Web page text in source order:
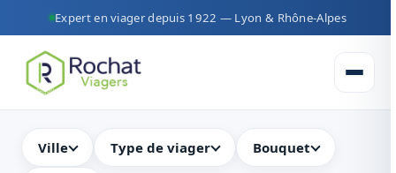
Expert en viager depuis 1922 — Lyon & Rhône-Alpes
Ouvrir
Ville Type de viager Bouquet